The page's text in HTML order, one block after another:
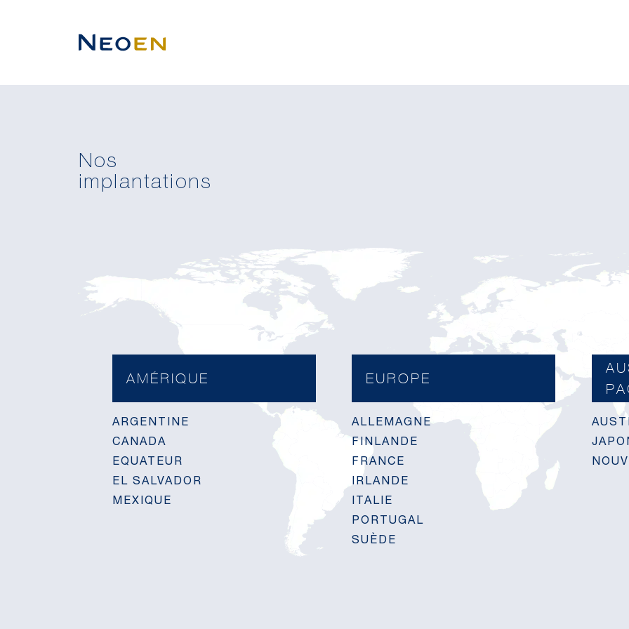
Nos
implantations
AMÉRIQUE
ARGENTINE
CANADA
EQUATEUR
EL SALVADOR
MEXIQUE
EUROPE
ALLEMAGNE
FINLANDE
FRANCE
IRLANDE
ITALIE
PORTUGAL
SUÈDE